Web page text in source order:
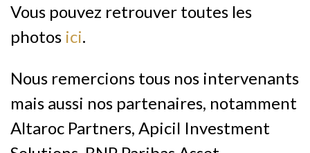
Vous pouvez retrouver toutes les
photos ici.
Nous remercions tous nos intervenants
mais aussi nos partenaires, notamment
Altaroc Partners, Apicil Investment